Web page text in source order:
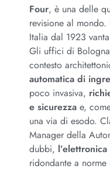
Four, è una delle
revisione al
Italia dal 1923
Gli uffici di
contesto
automatica di
poco invasiva,
e sicurezza e,
una via di esodo.
Manager della
dubbi,
ridondante a